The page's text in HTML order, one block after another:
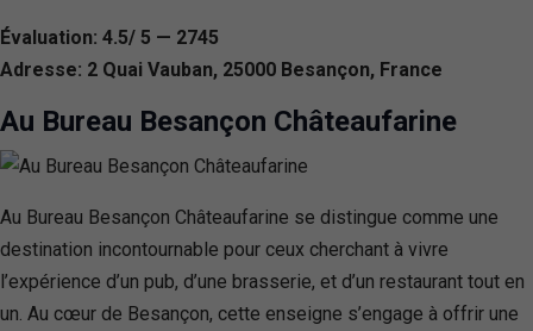
Évaluation: 4.5/ 5 — 2745
Adresse: 2 Quai Vauban, 25000 Besançon, France
Au Bureau Besançon Châteaufarine
Au Bureau Besançon Châteaufarine se distingue comme une
destination incontournable pour ceux cherchant à vivre
l’expérience d’un pub, d’une brasserie, et d’un restaurant tout en
un. Au cœur de Besançon, cette enseigne s’engage à offrir une